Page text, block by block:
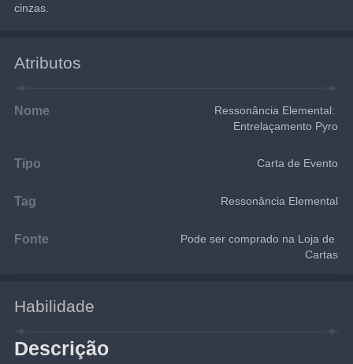
cinzas.
Atributos
Nome
Ressonância Elemental:
Entrelaçamento Pyro
Tipo Carta de Evento
Tag Ressonância Elemental
Fonte
Pode ser comprado na Loja de
Cartas
Habilidade
Descrição